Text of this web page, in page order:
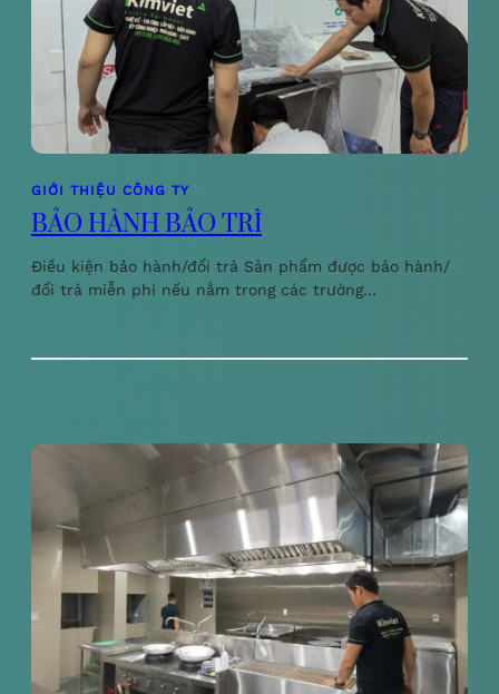
GIỚI THIỆU CÔNG TY
BẢO HÀNH BẢO TRÌ
Điều kiện bảo hành/đổi trả Sản phẩm được bảo hành/
đổi trả miễn phí nếu nằm trong các trường…